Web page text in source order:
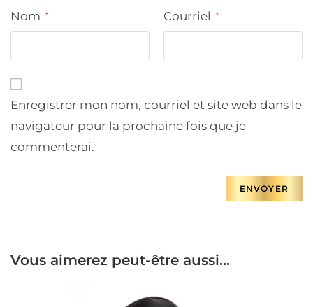
Nom * Courriel *
Enregistrer mon nom, courriel et site web dans le
navigateur pour la prochaine fois que je
commenterai.
Vous aimerez peut-être aussi…